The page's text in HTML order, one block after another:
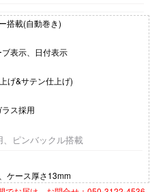
搭載(自動巻き)
表示、日付表示
&サテン仕上げ)
ス採用
ピンバックル搭載
ケース厚さ13mm